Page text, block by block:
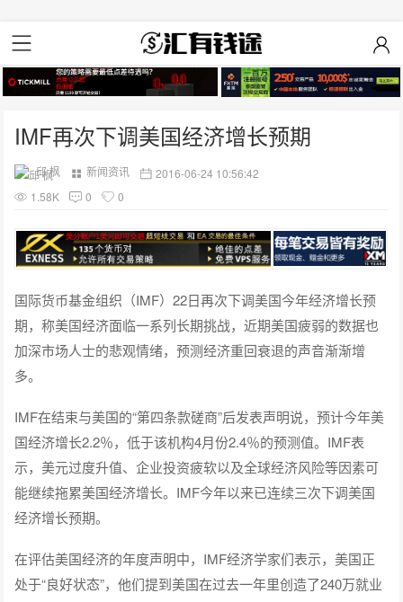
IMF再次下调美国经济增长预期
邱 枫 新闻资讯
2016-06-24 10:56:42
1.58K
0 0
国际货币基金组织（IMF）22日再次下调美国今年经济增长预
期，称美国经济面临一系列长期挑战，近期美国疲弱的数据也
加深市场人士的悲观情绪，预测经济重回衰退的声音渐渐增
多。
IMF在结束与美国的“第四条款磋商”后发表声明说，预计今年美
国经济增长2.2％，低于该机构4月份2.4％的预测值。IMF表
示，美元过度升值、企业投资疲软以及全球经济风险等因素可
能继续拖累美国经济增长。IMF今年以来已连续三次下调美国
经济增长预期。
在评估美国经济的年度声明中，IMF经济学家们表示，美国正
处于“良好状态”，他们提到美国在过去一年里创造了240万就业